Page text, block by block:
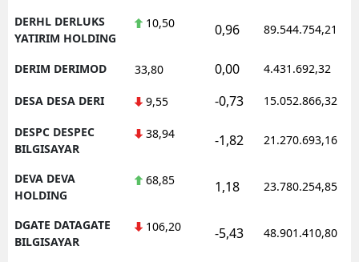
DERHL DERLUKS
YATIRIM HOLDING
10,50 0,96 89.544.754,21
DERIM DERIMOD 33,80 0,00 4.431.692,32
DESA DESA DERI 9,55 -0,73 15.052.866,32
DESPC DESPEC
BILGISAYAR
38,94 -1,82 21.270.693,16
DEVA DEVA
HOLDING
68,85 1,18 23.780.254,85
DGATE DATAGATE
BILGISAYAR
106,20 -5,43 48.901.410,80